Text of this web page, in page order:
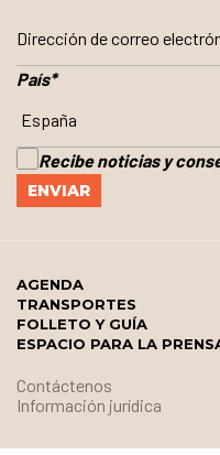
País*
Recibe noticias y
AGENDA
TRANSPORTES
FOLLETO Y GUÍA
ESPACIO PARA LA
Contáctenos
Información jurídica